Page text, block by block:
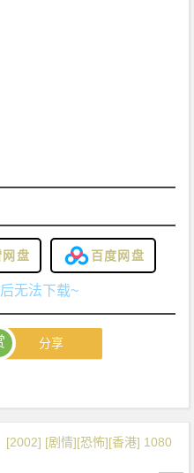
网盘 百度网盘
无法下载~
分享
[2002] [剧情][恐怖][香港] 1080